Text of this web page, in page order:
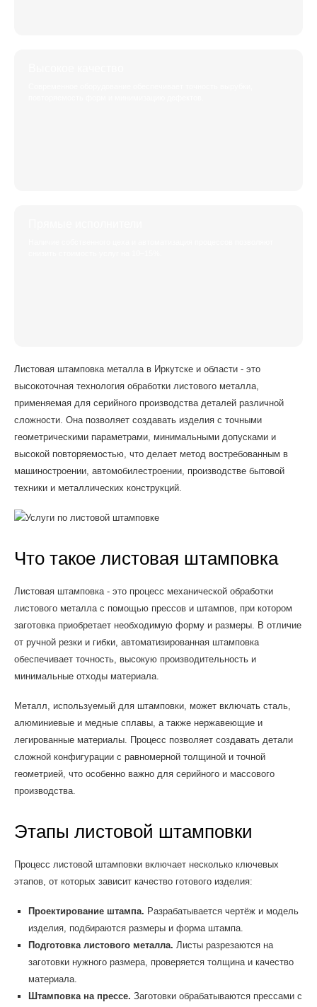
Листовая штамповка металла в Иркутске и области - это
высокоточная технология обработки листового металла,
применяемая для серийного производства деталей различной
сложности. Она позволяет создавать изделия с точными
геометрическими параметрами, минимальными допусками и
высокой повторяемостью, что делает метод востребованным в
машиностроении, автомобилестроении, производстве бытовой
техники и металлических конструкций.
Что такое листовая штамповка
Листовая штамповка - это процесс механической обработки
листового металла с помощью прессов и штампов, при котором
заготовка приобретает необходимую форму и размеры. В отличие
от ручной резки и гибки, автоматизированная штамповка
обеспечивает точность, высокую производительность и
минимальные отходы материала.
Металл, используемый для штамповки, может включать сталь,
алюминиевые и медные сплавы, а также нержавеющие и
легированные материалы. Процесс позволяет создавать детали
сложной конфигурации с равномерной толщиной и точной
геометрией, что особенно важно для серийного и массового
производства.
Этапы листовой штамповки
Процесс листовой штамповки включает несколько ключевых
этапов, от которых зависит качество готового изделия:
Проектирование штампа. Разрабатывается чертёж и модель
изделия, подбираются размеры и форма штампа.
Подготовка листового металла. Листы разрезаются на
заготовки нужного размера, проверяется толщина и качество
материала.
Штамповка на прессе. Заготовки обрабатываются прессами с